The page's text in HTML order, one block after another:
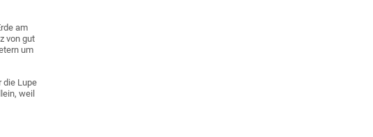
am
von gut
um
die Lupe
weil